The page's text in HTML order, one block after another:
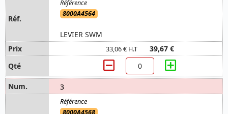
8000A4564
LEVIER SWM
33,06 € H.T 39,67 €
3
8000A4568